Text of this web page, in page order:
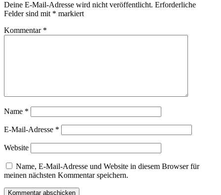
Deine E-Mail-Adresse wird nicht veröffentlicht. Erforderliche
Felder sind mit * markiert
Kommentar *
Name *
E-Mail-Adresse *
Website
Name, E-Mail-Adresse und Website in diesem Browser für
meinen nächsten Kommentar speichern.